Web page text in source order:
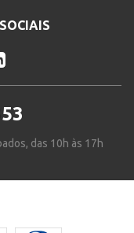
das 10h às 17h